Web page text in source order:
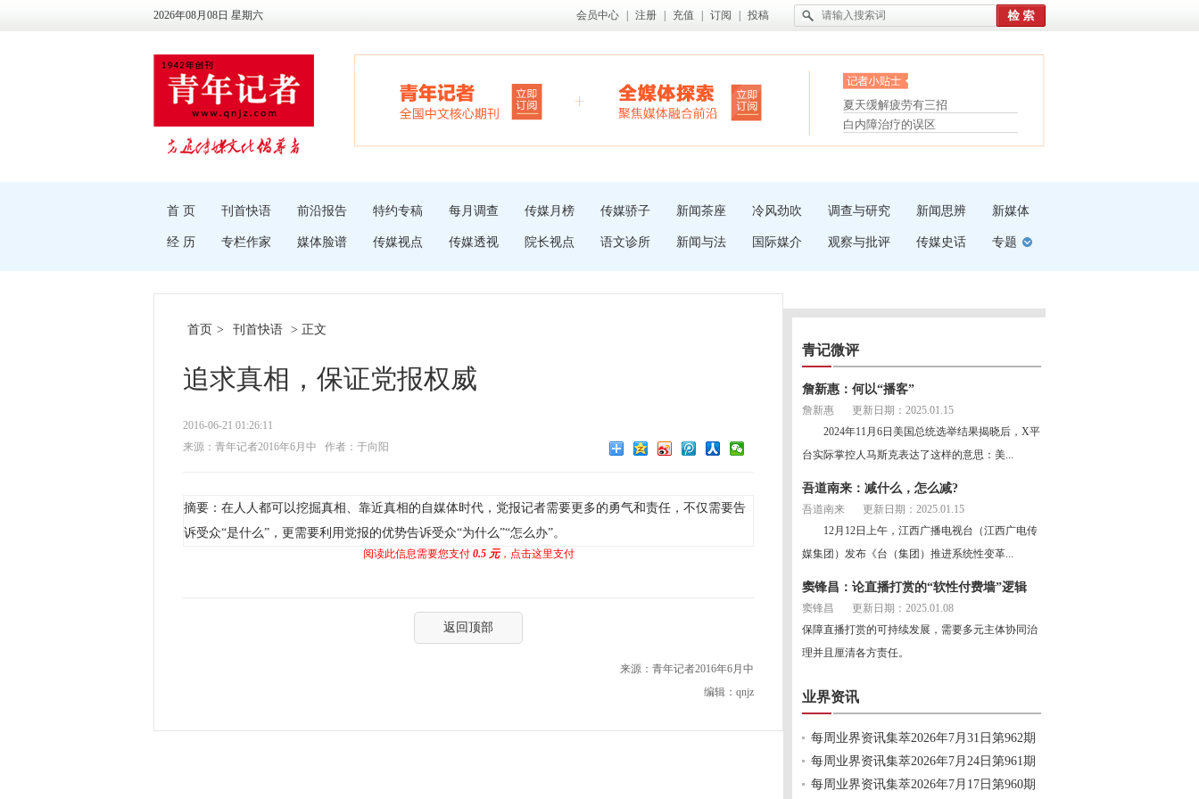
2026年08月08日 星期六 会员中心 注册 充值 订阅 投稿
“枝桠”“树桠”宜写成“枝...
夏天缓解疲劳有三招
护腰，摆脱六大坏习惯
受伤了冰敷还是热敷
白内障治疗的误区
首 页 刊首快语 前沿报告 特约专稿 每月调查 传媒月榜 传媒骄子 新闻茶座 冷风劲吹 调查与研究 新闻思辨 新媒体
经 历 专栏作家 媒体脸谱 传媒视点 传媒透视 院长视点 语文诊所 新闻与法 国际媒介 观察与批评 传媒史话 专题
首页 > 刊首快语 > 正文
追求真相，保证党报权威
2016-06-21 01:26:11
来源：青年记者2016年6月中
作者：于向阳
摘要：在人人都可以挖掘真相、靠近真相的自媒体时代，党报记者需要更多的勇气和责任，不仅需要告
诉受众“是什么”，更需要利用党报的优势告诉受众“为什么”“怎么办”。
阅读此信息需要您支付 0.5 元，点击这里支付
返回顶部
来源：青年记者2016年6月中
编辑：qnjz
青记微评
詹新惠：何以“播客”
詹新惠
更新日期：2025.01.15
2024年11月6日美国总统选举结果揭晓后，X平
台实际掌控人马斯克表达了这样的意思：美...
吾道南来：减什么，怎么减?
吾道南来
更新日期：2025.01.15
12月12日上午，江西广播电视台（江西广电传
媒集团）发布《台（集团）推进系统性变革...
窦锋昌：论直播打赏的“软性付费墙”逻辑
窦锋昌
更新日期：2025.01.08
保障直播打赏的可持续发展，需要多元主体协同治
理并且厘清各方责任。
业界资讯
每周业界资讯集萃2026年7月31日第962期
每周业界资讯集萃2026年7月24日第961期
每周业界资讯集萃2026年7月17日第960期